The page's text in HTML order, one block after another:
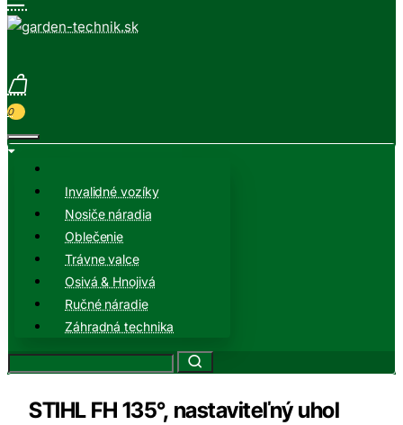
0
Invalidné vozíky
Nosiče náradia
Oblečenie
Trávne valce
Osivá & Hnojivá
Ručné náradie
Záhradná technika
STIHL FH 135°, nastaviteľný uhol